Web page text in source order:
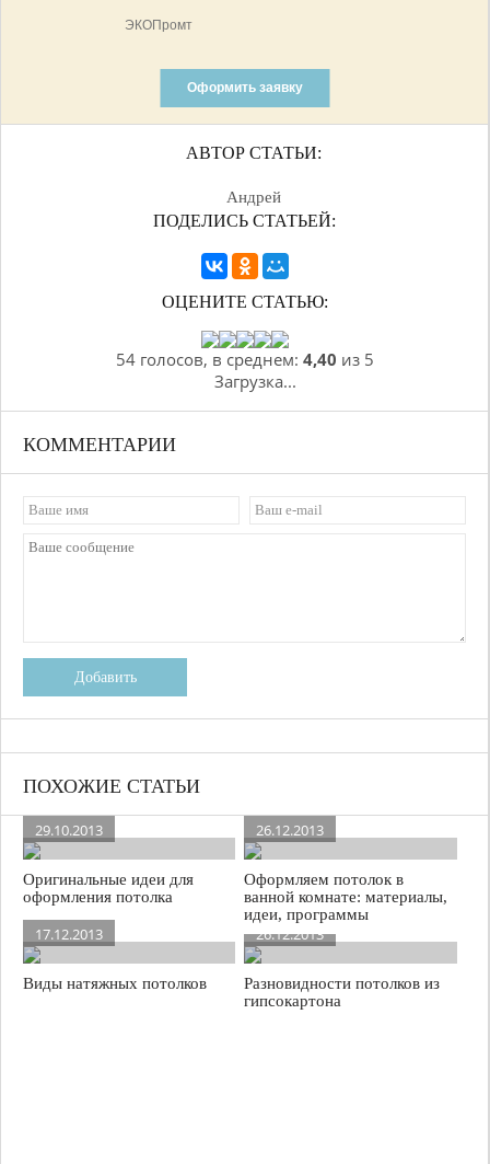
ЭКОПромт
Оформить заявку
АВТОР СТАТЬИ:
Андрей
ПОДЕЛИСЬ СТАТЬЕЙ:
ОЦЕНИТЕ СТАТЬЮ:
54 голосов, в среднем: 4,40 из 5
Загрузка...
КОММЕНТАРИИ
Добавить
ПОХОЖИЕ СТАТЬИ
29.10.2013
Оригинальные идеи для
оформления потолка
26.12.2013
Оформляем потолок в
ванной комнате: материалы,
идеи, программы
17.12.2013
Виды натяжных потолков
26.12.2013
Разновидности потолков из
гипсокартона